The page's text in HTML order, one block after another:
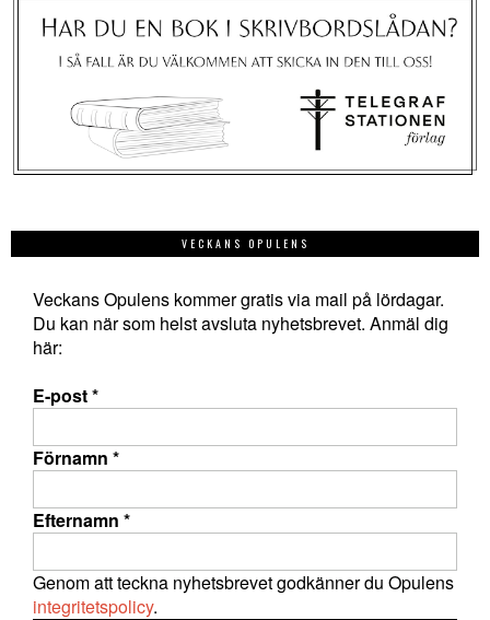
VECKANS OPULENS
Veckans Opulens kommer gratis via mail på lördagar.
Du kan när som helst avsluta nyhetsbrevet. Anmäl dig
här:
E-post*
Förnamn *
Efternamn *
Genom att teckna nyhetsbrevet godkänner du Opulens
integritetspolicy.